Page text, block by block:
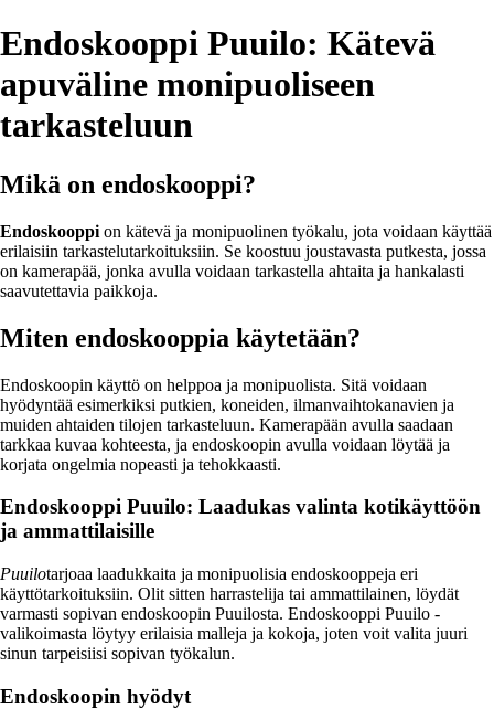
Endoskooppi Puuilo: Kätevä
apuväline monipuoliseen
tarkasteluun
Mikä on endoskooppi?
Endoskooppi on kätevä ja monipuolinen työkalu, jota voidaan käyttää
erilaisiin tarkastelutarkoituksiin. Se koostuu joustavasta putkesta, jossa
on kamerapää, jonka avulla voidaan tarkastella ahtaita ja hankalasti
saavutettavia paikkoja.
Miten endoskooppia käytetään?
Endoskoopin käyttö on helppoa ja monipuolista. Sitä voidaan
hyödyntää esimerkiksi putkien, koneiden, ilmanvaihtokanavien ja
muiden ahtaiden tilojen tarkasteluun. Kamerapään avulla saadaan
tarkkaa kuvaa kohteesta, ja endoskoopin avulla voidaan löytää ja
korjata ongelmia nopeasti ja tehokkaasti.
Endoskooppi Puuilo: Laadukas valinta kotikäyttöön
ja ammattilaisille
Puuilotarjoaa laadukkaita ja monipuolisia endoskooppeja eri
käyttötarkoituksiin. Olit sitten harrastelija tai ammattilainen, löydät
varmasti sopivan endoskoopin Puuilosta. Endoskooppi Puuilo -
valikoimasta löytyy erilaisia malleja ja kokoja, joten voit valita juuri
sinun tarpeisiisi sopivan työkalun.
Endoskoopin hyödyt